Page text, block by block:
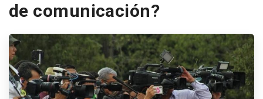
de comunicación?